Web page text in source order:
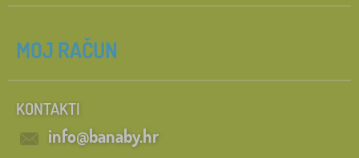
MOJ RAČUN
KONTAKTI
info@banaby.hr